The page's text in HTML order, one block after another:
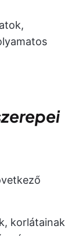
korlátainak